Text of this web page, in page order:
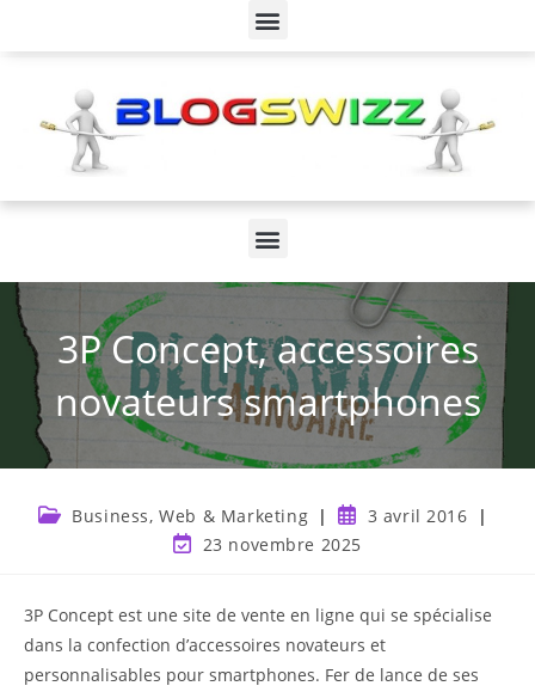
3P Concept, accessoires
novateurs smartphones
Business, Web & Marketing
3 avril 2016
23 novembre 2025
3P Concept est une site de vente en ligne qui se spécialise
dans la confection d’accessoires novateurs et
personnalisables pour smartphones. Fer de lance de ses